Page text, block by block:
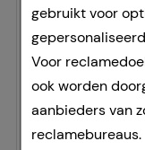
gebruikt voor
Voor
ook worden
aanbieders van
reclamebureaus.
Customer Nr.
Prescribing